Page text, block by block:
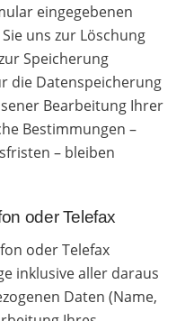
eingegebenen
uns zur Löschung
Speicherung
die Datenspeicherung
Bearbeitung Ihrer
Bestimmungen –
– bleiben
oder Telefax
oder Telefax
inklusive aller daraus
Daten (Name,